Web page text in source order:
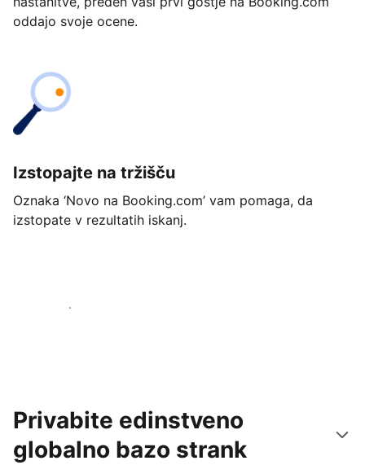
oddajo svoje ocene.
Izstopajte na tržišču
Oznaka ‘Novo na Booking.com’ vam pomaga, da
izstopate v rezultatih iskanj.
Začnite danes
Privabite edinstveno
globalno bazo strank